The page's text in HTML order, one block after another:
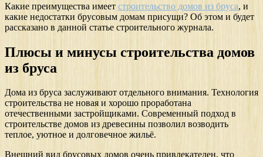
Какие преимущества имеет строительство домов из бруса, и
какие недостатки брусовым домам присущи? Об этом и будет
рассказано в данной статье строительного журнала.
Плюсы и минусы строительства домов
из бруса
Дома из бруса заслуживают отдельного внимания. Технология
строительства не новая и хорошо проработана
отечественными застройщиками. Современный подход в
строительстве домов из древесины позволил возводить
теплое, уютное и долговечное жильё.
Внешний вид брусовых домов очень привлекателен, что